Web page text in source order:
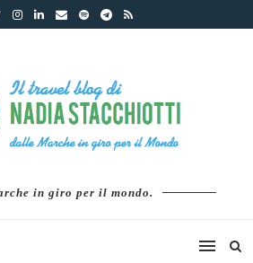
in giro per il mondo.